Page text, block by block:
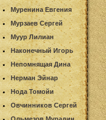
Муренина Евгения
Мурзаев Сергей
Муур Лилиан
Наконечный Игорь
Непомнящая Дина
Нерман Эйнар
Нода Томойи
Овчинников Сергей